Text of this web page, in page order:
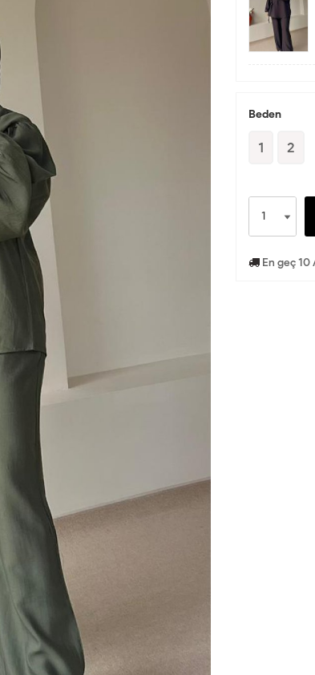
Beden
1 2
En geç 10